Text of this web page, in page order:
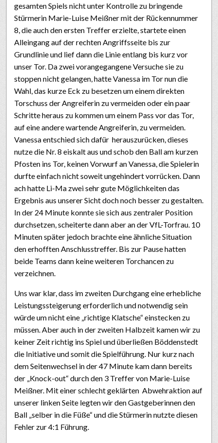
gesamten Spiels nicht unter Kontrolle zu bringende
Stürmerin Marie-Luise Meißner mit der Rückennummer
8, die auch den ersten Treffer erzielte, startete einen
Alleingang auf der rechten Angriffsseite bis zur
Grundlinie und lief dann die Linie entlang bis kurz vor
unser Tor. Da zwei vorangegangene Versuche sie zu
stoppen nicht gelangen, hatte Vanessa im Tor nun die
Wahl, das kurze Eck zu besetzen um einem direkten
Torschuss der Angreiferin zu vermeiden oder ein paar
Schritte heraus zu kommen um einem Pass vor das Tor,
auf eine andere wartende Angreiferin, zu vermeiden.
Vanessa entschied sich dafür herauszurücken, dieses
nutze die Nr. 8 eiskalt aus und schob den Ball am kurzen
Pfosten ins Tor, keinen Vorwurf an Vanessa, die Spielerin
durfte einfach nicht soweit ungehindert vorrücken. Dann
ach hatte Li-Ma zwei sehr gute Möglichkeiten das
Ergebnis aus unserer Sicht doch noch besser zu gestalten.
In der 24 Minute konnte sie sich aus zentraler Position
durchsetzen, scheiterte dann aber an der VfL-Torfrau. 10
Minuten später jedoch brachte eine ähnliche Situation
den erhofften Anschlusstreffer. Bis zur Pause hatten
beide Teams dann keine weiteren Torchancen zu
verzeichnen.
Uns war klar, dass im zweiten Durchgang eine erhebliche
Leistungssteigerung erforderlich und notwendig sein
würde um nicht eine „richtige Klatsche“ einstecken zu
müssen. Aber auch in der zweiten Halbzeit kamen wir zu
keiner Zeit richtig ins Spiel und überließen Böddenstedt
die Initiative und somit die Spielführung. Nur kurz nach
dem Seitenwechsel in der 47 Minute kam dann bereits
der „Knock-out“ durch den 3 Treffer von Marie-Luise
Meißner. Mit einer schlecht geklärten Abwehraktion auf
unserer linken Seite legten wir den Gastgeberinnen den
Ball „selber in die Füße“ und die Stürmerin nutzte diesen
Fehler zur 4:1 Führung.